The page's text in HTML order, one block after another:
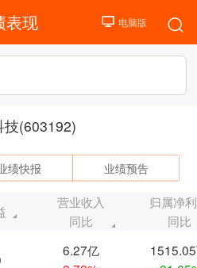
表现
技(603192)
绩快报 业绩预告
营业收入
同比
归属净
同比
6.27亿